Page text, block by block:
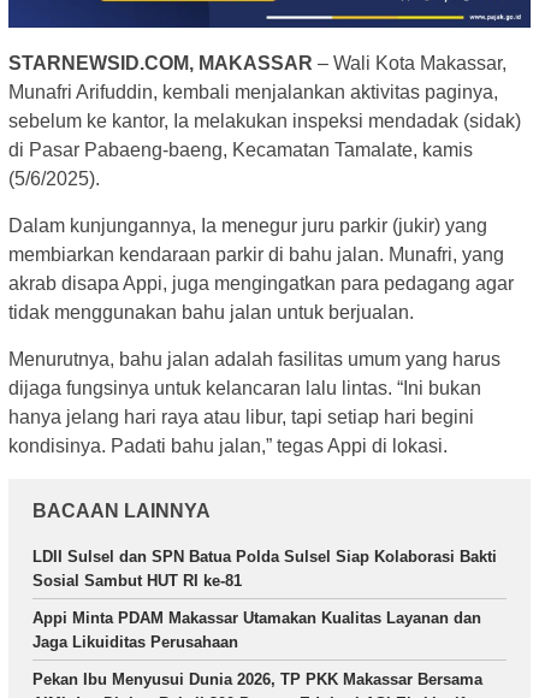
STARNEWSID.COM, MAKASSAR – Wali Kota Makassar,
Munafri Arifuddin, kembali menjalankan aktivitas paginya,
sebelum ke kantor, Ia melakukan inspeksi mendadak (sidak)
di Pasar Pabaeng-baeng, Kecamatan Tamalate, kamis
(5/6/2025).
Dalam kunjungannya, Ia menegur juru parkir (jukir) yang
membiarkan kendaraan parkir di bahu jalan. Munafri, yang
akrab disapa Appi, juga mengingatkan para pedagang agar
tidak menggunakan bahu jalan untuk berjualan.
Menurutnya, bahu jalan adalah fasilitas umum yang harus
dijaga fungsinya untuk kelancaran lalu lintas. “Ini bukan
hanya jelang hari raya atau libur, tapi setiap hari begini
kondisinya. Padati bahu jalan,” tegas Appi di lokasi.
BACAAN LAINNYA
LDII Sulsel dan SPN Batua Polda Sulsel Siap Kolaborasi Bakti
Sosial Sambut HUT RI ke-81
Appi Minta PDAM Makassar Utamakan Kualitas Layanan dan
Jaga Likuiditas Perusahaan
Pekan Ibu Menyusui Dunia 2026, TP PKK Makassar Bersama